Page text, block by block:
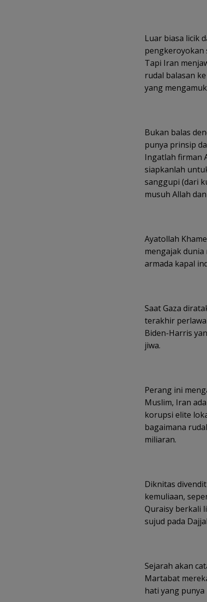
Luar biasa licik
pengkeroyokan
Tapi Iran
rudal balasan
yang
Bukan balas
punya prinsip
Ingatlah firman
siapkanlah
sanggupi (dari
musuh Allah
Ayatollah
mengajak
armada kapal
Saat Gaza
terakhir
Biden-Harris
jiwa.
Perang ini
Muslim, Iran
korupsi elite
bagaimana
miliaran.
Diknitas
kemuliaan,
Quraisy berkali
sujud pada
Sejarah akan
Martabat
hati yang punya